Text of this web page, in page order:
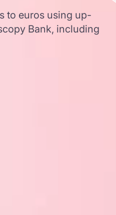
to euros using up-
Bank, including